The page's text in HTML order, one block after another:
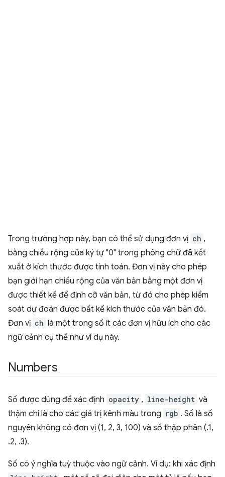
Trong trường hợp này, bạn có thể sử dụng đơn vị ch ,
bằng chiều rộng của ký tự "0" trong phông chữ đã kết
xuất ở kích thước được tính toán. Đơn vị này cho phép
bạn giới hạn chiều rộng của văn bản bằng một đơn vị
được thiết kế để định cỡ văn bản, từ đó cho phép kiểm
soát dự đoán được bất kể kích thước của văn bản đó.
Đơn vị ch là một trong số ít các đơn vị hữu ích cho các
ngữ cảnh cụ thể như ví dụ này.
Numbers
Số được dùng để xác định opacity , line-height và
thậm chí là cho các giá trị kênh màu trong rgb . Số là số
nguyên không có đơn vị (1, 2, 3, 100) và số thập phân (.1,
.2, .3).
Số có ý nghĩa tuỳ thuộc vào ngữ cảnh. Ví dụ: khi xác định